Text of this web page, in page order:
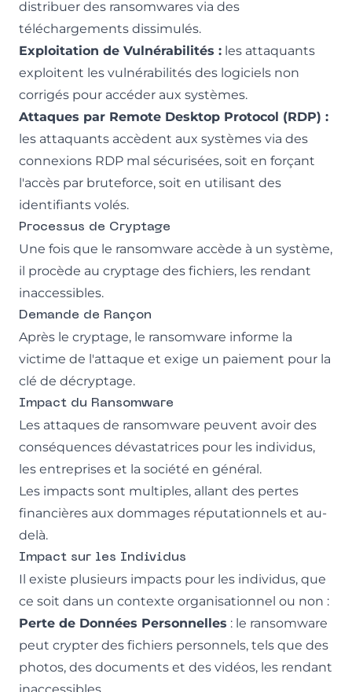
distribuer des ransomwares via des
téléchargements dissimulés.
Exploitation de Vulnérabilités : les attaquants
exploitent les vulnérabilités des logiciels non
corrigés pour accéder aux systèmes.
Attaques par Remote Desktop Protocol (RDP) :
les attaquants accèdent aux systèmes via des
connexions RDP mal sécurisées, soit en forçant
l'accès par bruteforce, soit en utilisant des
identifiants volés.
Processus de Cryptage
Une fois que le ransomware accède à un système,
il procède au cryptage des fichiers, les rendant
inaccessibles.
Demande de Rançon
Après le cryptage, le ransomware informe la
victime de l'attaque et exige un paiement pour la
clé de décryptage.
Impact du Ransomware
Les attaques de ransomware peuvent avoir des
conséquences dévastatrices pour les individus,
les entreprises et la société en général.
Les impacts sont multiples, allant des pertes
financières aux dommages réputationnels et au-
delà.
Impact sur les Individus
Il existe plusieurs impacts pour les individus, que
ce soit dans un contexte organisationnel ou non :
Perte de Données Personnelles : le ransomware
peut crypter des fichiers personnels, tels que des
photos, des documents et des vidéos, les rendant